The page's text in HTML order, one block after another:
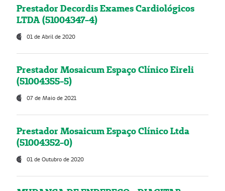
Prestador Decordis Exames Cardiológicos
LTDA (51004347-4)
01 de Abril de 2020
Prestador Mosaicum Espaço Clínico Eireli
(51004355-5)
07 de Maio de 2021
Prestador Mosaicum Espaço Clínico Ltda
(51004352-0)
01 de Outubro de 2020